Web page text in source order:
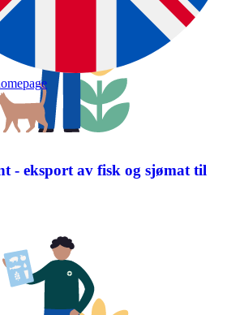
- eksport av fisk og sjømat til